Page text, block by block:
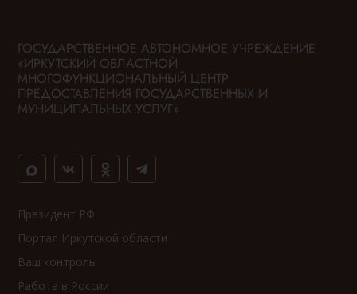
ГОСУДАРСТВЕННОЕ АВТОНОМНОЕ УЧРЕЖДЕНИЕ
«ИРКУТСКИЙ ОБЛАСТНОЙ
МНОГОФУНКЦИОНАЛЬНЫЙ ЦЕНТР
ПРЕДОСТАВЛЕНИЯ ГОСУДАРСТВЕННЫХ И
МУНИЦИПАЛЬНЫХ УСЛУГ»
Президент РФ
Портал Иркутской области
Ваш контроль
Работа в России